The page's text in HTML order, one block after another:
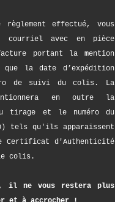
effectué, vous
courriel avec en pièce
portant la mention
la date d’expédition
de suivi du colis. La
en outre la
tirage et le numéro du
tels qu'ils apparaissent
Certificat d'Authenticité
colis.
il ne vous restera plus